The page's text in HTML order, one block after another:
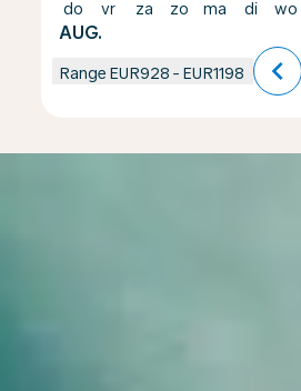
do
AUG.
vr za zo ma di wo
Range EUR928 - EUR1198 chevron_left